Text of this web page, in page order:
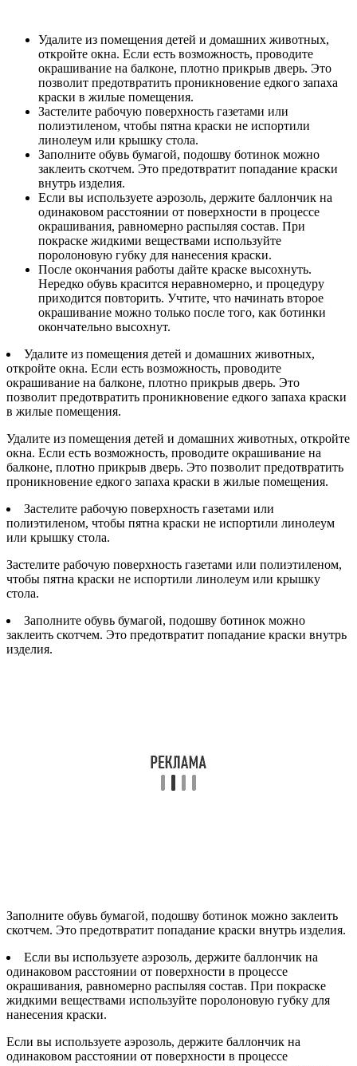
Удалите из помещения детей и домашних животных,
откройте окна. Если есть возможность, проводите
окрашивание на балконе, плотно прикрыв дверь. Это
позволит предотвратить проникновение едкого запаха
краски в жилые помещения.
Застелите рабочую поверхность газетами или
полиэтиленом, чтобы пятна краски не испортили
линолеум или крышку стола.
Заполните обувь бумагой, подошву ботинок можно
заклеить скотчем. Это предотвратит попадание краски
внутрь изделия.
Если вы используете аэрозоль, держите баллончик на
одинаковом расстоянии от поверхности в процессе
окрашивания, равномерно распыляя состав. При
покраске жидкими веществами используйте
поролоновую губку для нанесения краски.
После окончания работы дайте краске высохнуть.
Нередко обувь красится неравномерно, и процедуру
приходится повторить. Учтите, что начинать второе
окрашивание можно только после того, как ботинки
окончательно высохнут.
Удалите из помещения детей и домашних животных,
откройте окна. Если есть возможность, проводите
окрашивание на балконе, плотно прикрыв дверь. Это
позволит предотвратить проникновение едкого запаха краски
в жилые помещения.
Удалите из помещения детей и домашних животных, откройте
окна. Если есть возможность, проводите окрашивание на
балконе, плотно прикрыв дверь. Это позволит предотвратить
проникновение едкого запаха краски в жилые помещения.
Застелите рабочую поверхность газетами или
полиэтиленом, чтобы пятна краски не испортили линолеум
или крышку стола.
Застелите рабочую поверхность газетами или полиэтиленом,
чтобы пятна краски не испортили линолеум или крышку
стола.
Заполните обувь бумагой, подошву ботинок можно
заклеить скотчем. Это предотвратит попадание краски внутрь
изделия.
Заполните обувь бумагой, подошву ботинок можно заклеить
скотчем. Это предотвратит попадание краски внутрь изделия.
Если вы используете аэрозоль, держите баллончик на
одинаковом расстоянии от поверхности в процессе
окрашивания, равномерно распыляя состав. При покраске
жидкими веществами используйте поролоновую губку для
нанесения краски.
Если вы используете аэрозоль, держите баллончик на
одинаковом расстоянии от поверхности в процессе